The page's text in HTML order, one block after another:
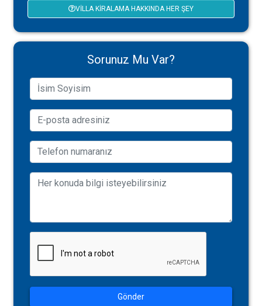
VILLA KIRALAMA HAKKINDA HER ŞEY
Sorunuz Mu Var?
Gönder